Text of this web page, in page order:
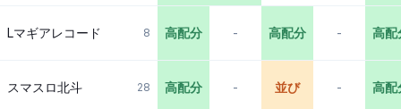
Lマギアレコード 8 高配分 - 高配分 - 高配
スマスロ北斗 28 高配分 - 並び - 高配